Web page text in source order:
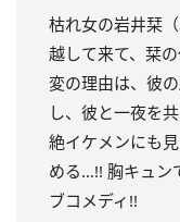
枯れ女の岩井栞
越して来て、栞
変の理由は、彼
し、彼と一夜を
絶イケメンにも
める…!! 胸キュン
ブコメディ!!